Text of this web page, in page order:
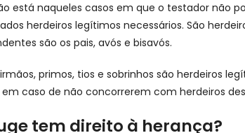
está naqueles casos em que o testador não
herdeiros legítimos necessários. São
são os pais, avós e bisavós.
primos, tios e sobrinhos são herdeiros
caso de não concorrerem com herdeiros
tem direito à herança?